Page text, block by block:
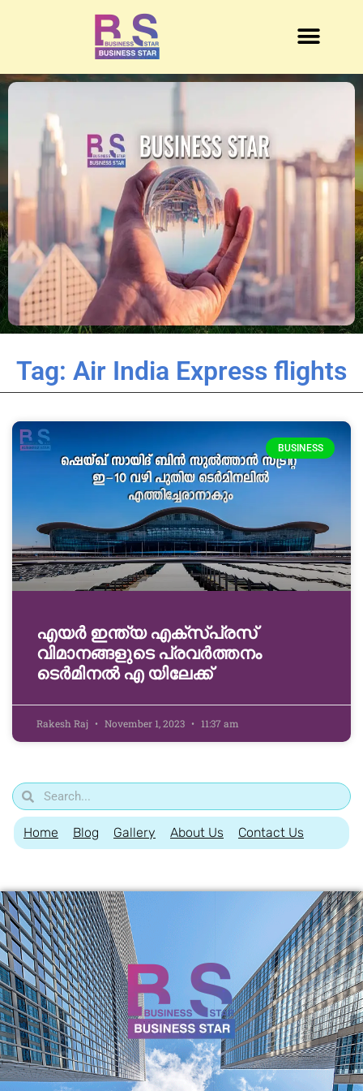
Tag: Air India Express flights
BUSINESS
എയർ ഇന്ത്യ എക്സ്പ്രസ്
വിമാനങ്ങളുടെ പ്രവർത്തനം
ടെർമിനൽ എ യിലേക്ക്
Rakesh Raj November 1, 2023 11:37 am
Home Blog Gallery About Us Contact Us